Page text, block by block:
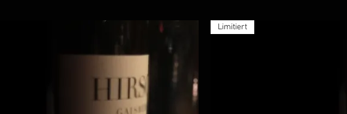
Limitiert